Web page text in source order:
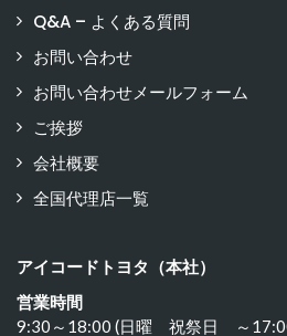
Q&A – よくある質問
お問い合わせ
お問い合わせメールフォーム
ご挨拶
会社概要
全国代理店一覧
アイコードトヨタ（本社）
営業時間
9:30～18:00 (日曜 祝祭日 ～